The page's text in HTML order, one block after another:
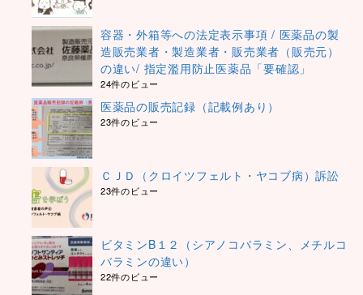
容器・外箱等への法定表示事項 / 医薬品の製
造販売業者・製造業者・販売業者（販売元）
の違い/ 指定濫用防止医薬品「要確認」
24件のビュー
医薬品の販売記録（記載例あり）
23件のビュー
ＣＪＤ（クロイツフェルト・ヤコブ病）訴訟
23件のビュー
ビタミンB１２（シアノコバラミン、メチルコ
バラミンの違い）
22件のビュー